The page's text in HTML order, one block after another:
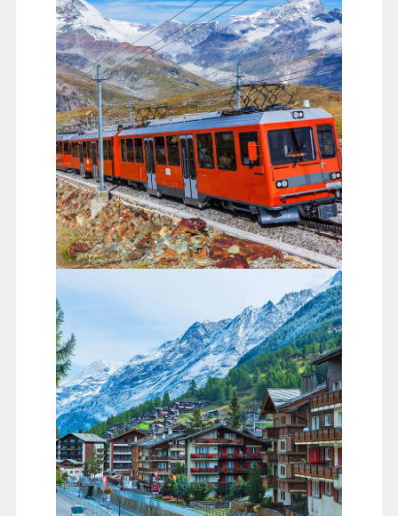
高納葛瑞特登山火車Gornergrat
此鐵路為歐洲最高也是第一條的開放式齒軌鐵路。標高
3131公尺的觀景平台，天氣好的時候在觀景台享受無死
角的壯麗景色，包括29座海拔4000公尺以上的山峰(瑞士
最高峰的杜富爾峰，海拔4634米)，以及阿爾卑斯山區的
第三大冰河-高納冰河。